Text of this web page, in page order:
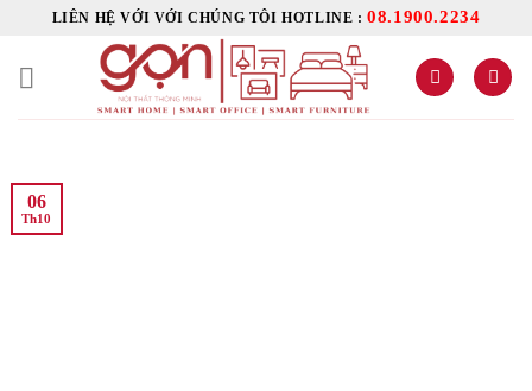
content
LIÊN HỆ VỚI VỚI CHÚNG TÔI HOTLINE :08.1900.2234
06
Th10